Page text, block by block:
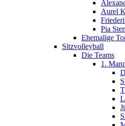
Aurel
Pia
Ehemalige
Sitzvolleyball
Die Teams
1.